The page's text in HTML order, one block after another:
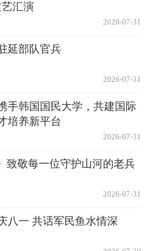
汇演
2026-07-31
延部队官兵
2026-07-31
手韩国国民大学，共建国际
培养新平台
2026-07-31
致敬每一位守护山河的老兵
2026-07-31
八一 共话军民鱼水情深